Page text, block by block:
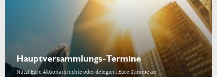
Hauptversammlungs-Termine
Nutzt Eure Aktionärsrechte oder delegiert Eure Stimme an